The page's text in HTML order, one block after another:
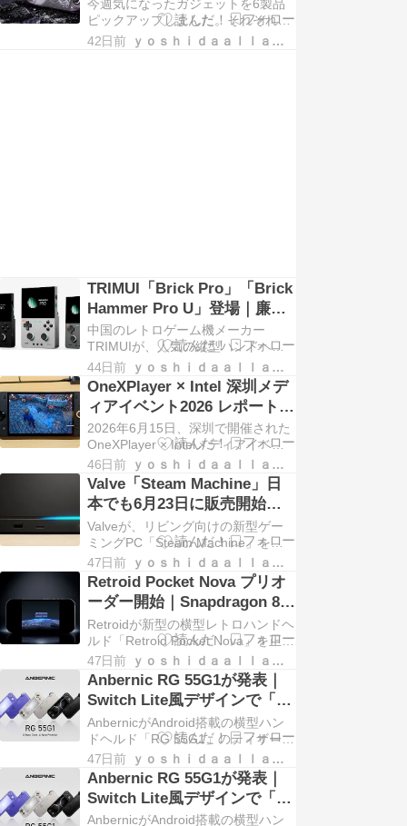
今週気になったガジェットを6製品
ピックアップしました。それぞれ簡
単に紹介していきます。 Retroid
Pocket Nova Retroid Pocket Nova、
42日前 ｙｏｓｈｉｄａａｌｌａｒｃｈｉｖｅｓ
TRIMUI「Brick Pro」「Brick
Hammer Pro U」登場｜廉価
Linux版と高性能Android版を
比較
中国のレトロゲーム機メーカー
TRIMUIが、人気の縦型ハンドヘル
ド「Brick」シリーズの新モデルを2
機種公開しました。Linuxベースの
廉価モデル「TRIMUI Brick Pro」
と、Androidを搭載した高性能モ […]
44日前 ｙｏｓｈｉｄａａｌｌａｒｃｈｉｖｅｓ
OneXPlayer × Intel 深圳メデ
ィアイベント2026 レポート｜
次世代ハンドヘルドPC4機種
をハンズオンしてきた
2026年6月15日、深圳で開催された
OneXPlayer × Intelメディアイベン
トのレポートです。Intel Arc G3
Extreme搭載の3機種とAMD Ryzen
AI Max+搭載のX2 Mini Proをハンズ
オンしてきました。
46日前 ｙｏｓｈｉｄａａｌｌａｒｃｈｉｖｅｓ
Valve「Steam Machine」日
本でも6月23日に販売開始｜
価格・スペックまとめ
（KOMODO STATION）
Valveが、リビング向けの新型ゲー
ミングPC「Steam Machine」を発
表し、海外では2026年6月30日に発
売予定です。そして日本でも2026年
6月23日、正規ディストリビュータ
ーのKOMODOが運営する「KO […]
47日前 ｙｏｓｈｉｄａａｌｌａｒｃｈｉｖｅｓ
Retroid Pocket Nova プリオ
ーダー開始｜Snapdragon 8
Gen 2相当のフラッグシップ
4.5型AMOLEDハンドヘルド
Retroidが新型の横型レトロハンドヘ
ルド「Retroid Pocket Nova」を正式
発表し、2026年6月29日よりプリオ
ーダーを開始しました。SoCに
Qualcomm QCS8550（Snapdragon
8 […]
47日前 ｙｏｓｈｉｄａａｌｌａｒｃｈｉｖｅｓ
Anbernic RG 55G1が発表｜
Switch Lite風デザインで「新
コア」搭載のAndroidハンド
ヘルド
AnbernicがAndroid搭載の横型ハン
ドヘルド「RG 55G1」のティザーを
公式YouTubeで公開しました。キャ
ッチコピーは「A New Core. A New
Frontier」。今回のティザーでは外
観と一部 […]
47日前 ｙｏｓｈｉｄａａｌｌａｒｃｈｉｖｅｓ
Anbernic RG 55G1が発表｜
Switch Lite風デザインで「新
コア」搭載のAndroidハンド
AnbernicがAndroid搭載の横型ハン